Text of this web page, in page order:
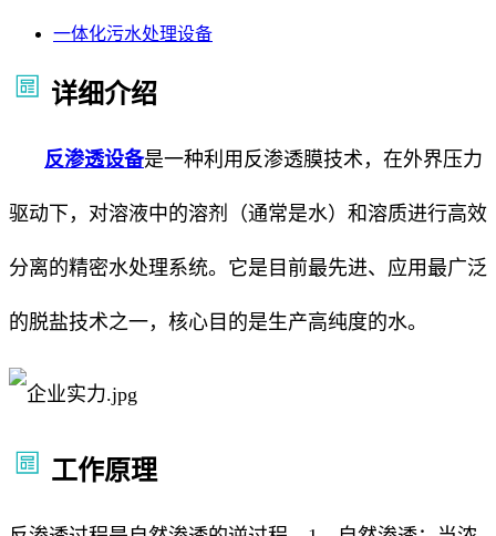
一体化污水处理设备
详细介绍
反渗透设备是一种利用反渗透膜技术，在外界压力
驱动下，对溶液中的溶剂（通常是水）和溶质进行高效
分离的精密水处理系统。它是目前最先进、应用最广泛
的脱盐技术之一，核心目的是生产高纯度的水。
工作原理